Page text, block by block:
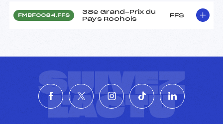
FMBF0084.FFS
38e Grand-Prix du
Pays Rochois
FFS
SUIVEZ
L'ACTU